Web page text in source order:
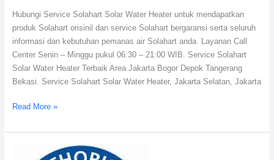
Hubungi Service Solahart Solar Water Heater untuk mendapatkan
produk Solahart orisinil dan service Solahart bergaransi serta seluruh
informasi dan kebutuhan pemanas air Solahart anda. Layanan Call
Center Senin – Minggu pukul 06:30 – 21:00 WIB. Service Solahart
Solar Water Heater Terbaik Area Jakarta Bogor Depok Tangerang
Bekasi. Service Solahart Solar Water Heater, Jakarta Selatan, Jakarta
0811-
611-
457
Read More »